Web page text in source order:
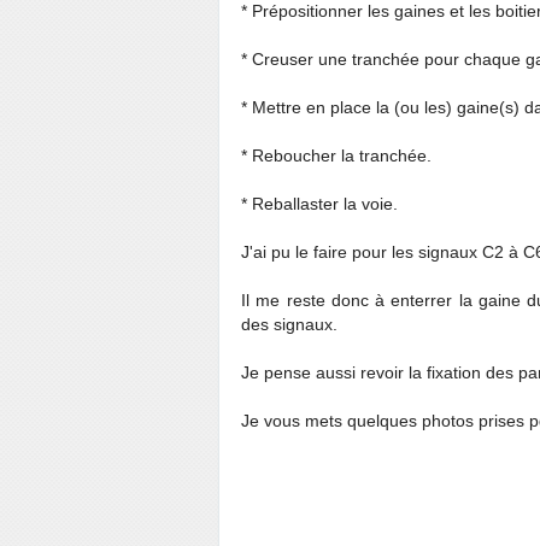
* Prépositionner les gaines et les
* Creuser une tranchée pour chaque
* Mettre en place la (ou les) gaine(s)
* Reboucher la tranchée.
* Reballaster la voie.
J'ai pu le faire pour les signaux C2 à
Il me reste donc à enterrer la gaine
des signaux.
Je pense aussi revoir la fixation des
Je vous mets quelques photos prises